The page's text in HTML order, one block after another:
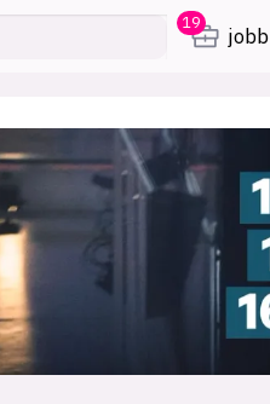
19
jobb
meninger
apputvikling